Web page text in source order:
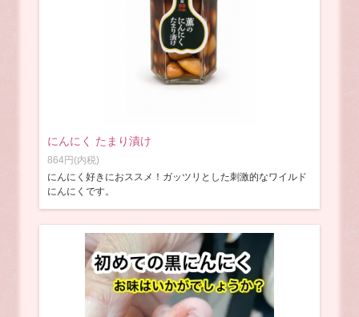
にんにく たまり漬け
864円(内税)
にんにく好きにおススメ！ガッツリとした刺激的なワイルド
にんにくです。